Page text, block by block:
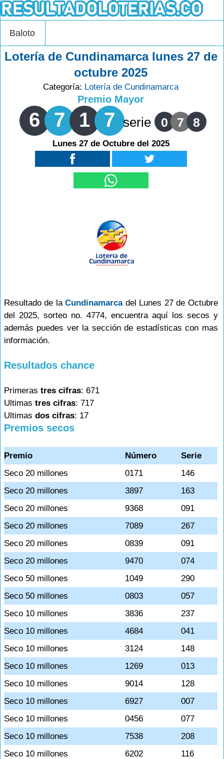
Baloto
Lotería de Cundinamarca lunes 27 de
octubre 2025
Categoría: Lotería de Cundinamarca
Premio Mayor
6 7 1 7 serie 0 7 8
Lunes 27 de Octubre del 2025
Resultado de laCundinamarcadel Lunes 27 de Octubre
del 2025, sorteo no. 4774, encuentra aquí los secos y
además puedes ver la sección de estadísticas con mas
información.
Resultados chance
Primeras tres cifras: 671
Ultimas tres cifras: 717
Ultimas dos cifras: 17
Premios secos
Premio Número
Serie
Seco 20 millones
0171
146
Seco 20 millones
3897
163
Seco 20 millones
9368
091
Seco 20 millones
7089
267
Seco 20 millones
0839
091
Seco 20 millones
9470
074
Seco 50 millones
1049
290
Seco 50 millones
0803
057
Seco 10 millones
3836
237
Seco 10 millones
4684
041
Seco 10 millones
3124
148
Seco 10 millones
1269
013
Seco 10 millones
9014
128
Seco 10 millones
6927
007
Seco 10 millones
0456
077
Seco 10 millones
7538
208
Seco 10 millones
6202
116